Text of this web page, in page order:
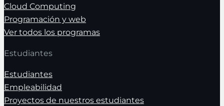
Cloud Computing
Programación y web
Ver todos los programas
Estudiantes
Estudiantes
Empleabilidad
Proyectos de nuestros estudiantes